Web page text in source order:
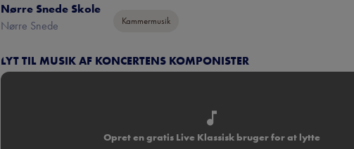
Nørre Snede Skole
Nørre Snede
Kammermusik
LYT TIL MUSIK AF KONCERTENS KOMPONISTER
Opret en gratis Live Klassisk bruger for at lytte